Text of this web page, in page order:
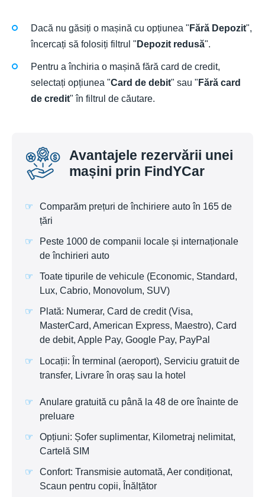
Dacă nu găsiți o mașină cu opțiunea " Fără Depozit",
încercați să folosiți filtrul " Depozit redusă".
Pentru a închiria o mașină fără card de credit,
selectați opțiunea "Card de debit" sau " Fără card
de credit" în filtrul de căutare.
Avantajele rezervării unei
mașini prin FindYCar
Comparăm prețuri de închiriere auto în 165 de
țări
Peste 1000 de companii locale și internaționale
de închirieri auto
Toate tipurile de vehicule (Economic, Standard,
Lux, Cabrio, Monovolum, SUV)
Plată: Numerar, Card de credit (Visa,
MasterCard, American Express, Maestro), Card
de debit, Apple Pay, Google Pay, PayPal
Locații: În terminal (aeroport), Serviciu gratuit de
transfer, Livrare în oraș sau la hotel
Anulare gratuită cu până la 48 de ore înainte de
preluare
Opțiuni: Șofer suplimentar, Kilometraj nelimitat,
Cartelă SIM
Confort: Transmisie automată, Aer condiționat,
Scaun pentru copii, Înălțător